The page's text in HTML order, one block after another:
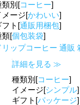
類別[コーヒー]
メージ[かわいい]
フト[通販用梱包]
類[個包装袋]
リップコーヒー 通販
詳細を見る ≫
種類別[コーヒー]
イメージ[シンプル]
ギフト[パッケージ]